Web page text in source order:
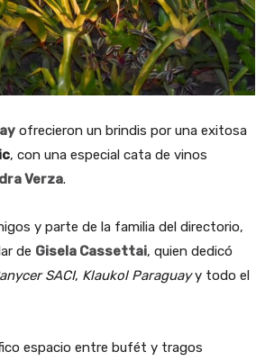
ofrecieron un brindis por una exitosa
, con una especial cata de vinos
Verza.
y parte de la familia del directorio,
de Gisela Cassettai, quien dedicó
SACI, Klaukol Paraguayy todo el
espacio entre bufét y tragos